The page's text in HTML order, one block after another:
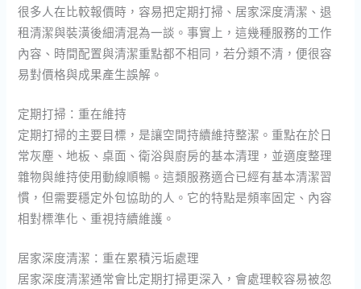
很多人在比較報價時，容易把定期打掃、居家深度清潔、退
租清潔與裝潢後細清混為一談。事實上，這幾種服務的工作
內容、時間配置與清潔重點都不相同，若分類不清，便很容
易對價格與成果產生誤解。
定期打掃：重在維持
定期打掃的主要目標，是讓空間持續維持整潔。重點在於日
常灰塵、地板、桌面、衛浴與廚房的基本清理，並適度整理
雜物與維持使用動線順暢。這類服務適合已經有基本清潔習
慣，但需要穩定外包協助的人。它的特點是頻率固定、內容
相對標準化、重視持續維護。
居家深度清潔：重在累積污垢處理
居家深度清潔通常會比定期打掃更深入，會處理較容易被忽